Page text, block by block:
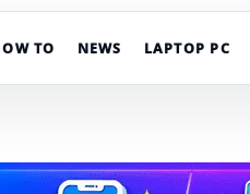
TO NEWS LAPTOP PC